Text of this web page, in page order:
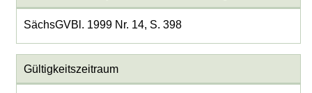
SächsGVBl. 1999 Nr. 14, S. 398
Gültigkeitszeitraum